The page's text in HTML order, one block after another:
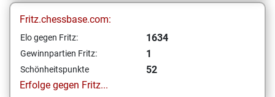
Fritz.chessbase.com:
Elo gegen Fritz: 1634
Gewinnpartien Fritz: 1
Schönheitspunkte
52
Erfolge gegen Fritz...